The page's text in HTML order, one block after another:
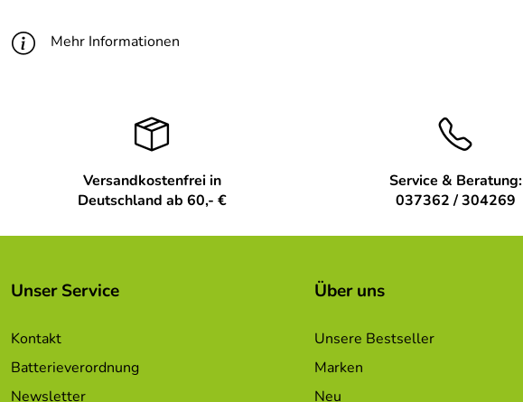
Höhe Artikel:
Mehr Informationen
Versandkostenfrei in
Deutschland ab 60,- €
Service & Beratung:
037362 / 304269
Unser Service
Kontakt
Batterieverordnung
Newsletter
Über uns
Unsere Bestseller
Marken
Neu